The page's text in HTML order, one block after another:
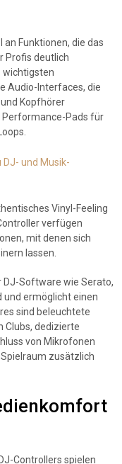
Funktionen, die das
Profis deutlich
wichtigsten
Audio-Interfaces, die
Kopfhörer
Performance-Pads für
und Musik-
Vinyl-Feeling
verfügen
mit denen sich
lassen.
Software wie Serato,
und ermöglicht einen
sind beleuchtete
Clubs, dedizierte
von Mikrofonen
zusätzlich
Controllers spielen